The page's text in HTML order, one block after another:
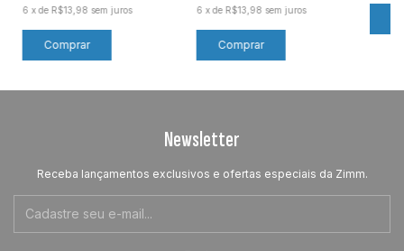
6 xde R$13,98 sem juros
6 xde R$13,98 sem juros
Newsletter
Receba lançamentos exclusivos e ofertas especiais da Zimm.